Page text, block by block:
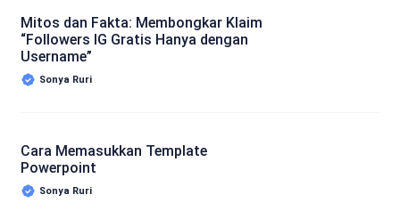
Mitos dan Fakta: Membongkar Klaim
“Followers IG Gratis Hanya dengan
Username”
Sonya Ruri
Cara Memasukkan Template
Powerpoint
Sonya Ruri